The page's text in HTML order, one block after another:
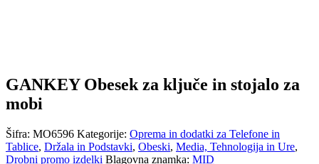
GANKEY Obesek za ključe in stojalo za
mobi
Šifra: MO6596 Kategorije: Oprema in dodatki za Telefone in
Tablice, Držala in Podstavki, Obeski, Media, Tehnologija in Ure,
Drobni promo izdelki Blagovna znamka: MID